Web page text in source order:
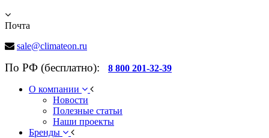
Почта
sale@climateon.ru
По РФ (бесплатно): 8 800 201-32-39
О компании
Новости
Полезные статьи
Наши проекты
Бренды